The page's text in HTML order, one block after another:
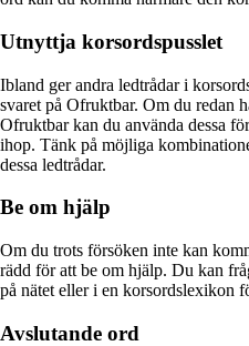
Utnyttja korsordspusslet
Ibland ger andra ledtrådar i
svaret på Ofruktbar. Om du redan
Ofruktbar kan du använda dessa
ihop. Tänk på möjliga
dessa ledtrådar.
Be om hjälp
Om du trots försöken inte kan
rädd för att be om hjälp. Du kan
på nätet eller i en korsordslexikon
Avslutande ord